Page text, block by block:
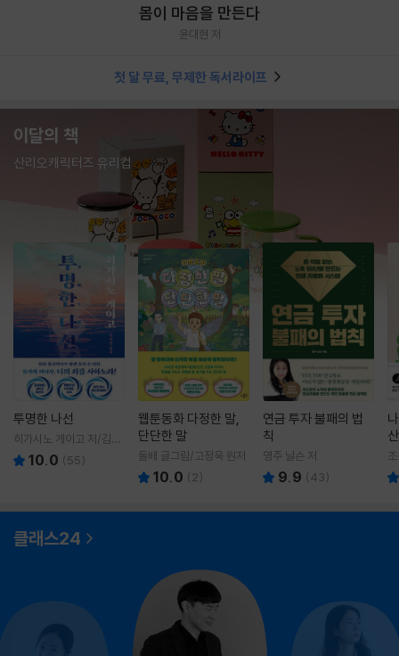
몸이 마음을 만든다
윤대현 저
첫 달 무료, 무제한 독서라이프
이달의 책
산리오캐릭터즈 유리컵
투명한 나선
히가시노 게이고 저/김선
영 역10.0 (55)
웹툰동화 다정한 말,
단단한 말
돌배 글그림/고정욱 원저
10.0 ( 2)
연금 투자 불패의 법
칙
영주 닐슨 저
9.9 (43)
클래스24